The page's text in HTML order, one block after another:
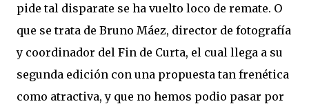
pide tal disparate se ha vuelto loco de remate. O
que se trata de Bruno Máez, director de fotografía
y coordinador del Fin de Curta, el cual llega a su
segunda edición con una propuesta tan frenética
como atractiva, y que no hemos podio pasar por